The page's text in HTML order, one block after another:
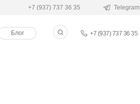
+7 (937) 737 36 35
Блог
Telegram
+7 (937) 737 36 35